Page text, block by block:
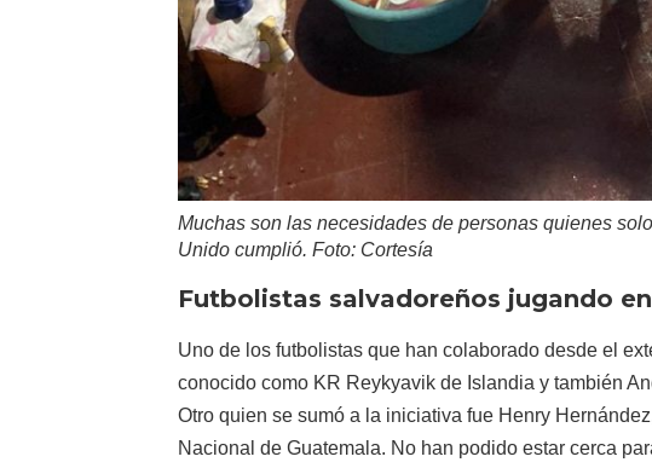
Muchas son las necesidades de personas quienes
Unido cumplió. Foto: Cortesía
Futbolistas salvadoreños jugando
Uno de los futbolistas que han colaborado desde el
conocido como KR Reykyavik de Islandia y también
Otro quien se sumó a la iniciativa fue Henry
Nacional de Guatemala. No han podido estar cerca